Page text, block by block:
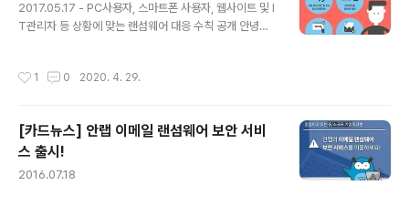
가능한 환경 보호 관련 사례를 공유하고, 동참을 유도하기
위한 캠페인이다. 이를 위해 안랩은 그간 캠페인 효과가 입
저 안랩은 포장을 줄이거나 재활용이 가능한 재료를 사..
2017.05.17 - PC사용자, 스마트폰 사용자, 웹사이트 및 I
T관리자 등 상황에 맞는 랜섬웨어 대응 수칙 공개 안녕하
니다. 랜섬웨어는 최초 발견 이후에도 다양한 변종으로 재
랜섬웨어도 변종이 등장하며 피해를 양산한 바 있습니다.
이번 '워너 크립터' 랜섬웨어는 PC 운영체제(OS)의 취약
점을 노린 공격으로 현재 스마트폰 사용자에게는 영향이
1 0 2020. 4. 29.
[카드뉴스] 안랩 이메일 랜섬웨어 보안 서비
스 출시!
2016.07.18